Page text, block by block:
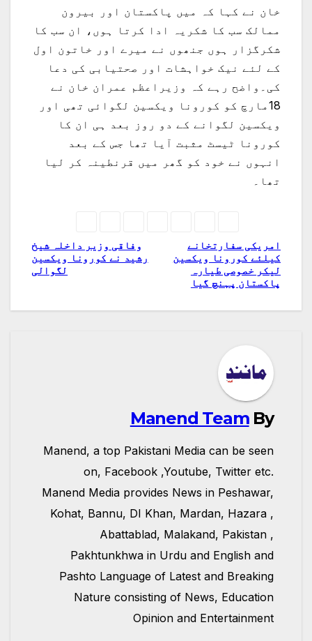
خان نے کہا کہ میں پاکستان اور بیرون
ممالک سب کا شکریہ ادا کرتا ہوں، ان سب کا
شکرگزار ہوں جنھوں نے میرے اور خاتون اول
کے لئے نیک خواہشات اور صحتیابی کی دعا
کی۔واضح رہے کہ وزیراعظم عمران خان نے
18مارچ کو کورونا ویکسین لگوائی تھی اور
ویکسین لگوانے کے دو روز بعد ہی ان کا
کورونا ٹیسٹ مثبت آیا تھا جس کے بعد
انہوں نے خود کو گھر میں قرنطینہ کر لیا
تھا۔
پوسٹوں
کی
نیویگیشن
وفاقی وزیر داخلہ شیخ
رشید نے کورونا ویکسین
لگوالی
امریکی سفارتخانے
کیلئے کورونا ویکسین
لیکر خصوصی طیارہ
پاکستان پہنچ گیا
By
Manend Team
Manend, a top Pakistani Media can be seen
on, Facebook ,Youtube, Twitter etc.
Manend Media provides News in Peshawar,
Kohat, Bannu, DI Khan, Mardan, Hazara ,
Abattablad, Malakand, Pakistan ,
Pakhtunkhwa in Urdu and English and
Pashto Language of Latest and Breaking
Nature consisting of News, Education
Opinion and Entertainment